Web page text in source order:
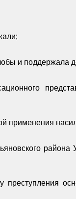
и поддержала
применения
района